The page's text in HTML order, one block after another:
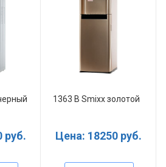
руб.
1363 B Smixx золотой
Цена: 18250 руб.